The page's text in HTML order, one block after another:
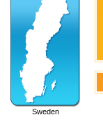
Sweden